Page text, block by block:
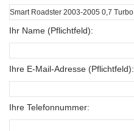
Ihr Name (Pflichtfeld):
Ihre E-Mail-Adresse (Pflichtfeld):
Ihre Telefonnummer: